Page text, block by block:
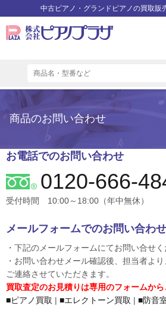
中古ピアノ・グランドピアノの買取販
商品のお問い合わせ
お電話でのお問い合わせ
0120-666-
受付時間 10:00～18:00（年中無休）
メールフォームでのお問い合わせ
・下記のメールフォームにてお問い合せく
・お問い合わせメール確認後、担当者よ
ご連絡させていただきます。
買取査定のお見積りは専用のフォームから
■ピアノ買取 | ■エレクトーン買取 | ■防音